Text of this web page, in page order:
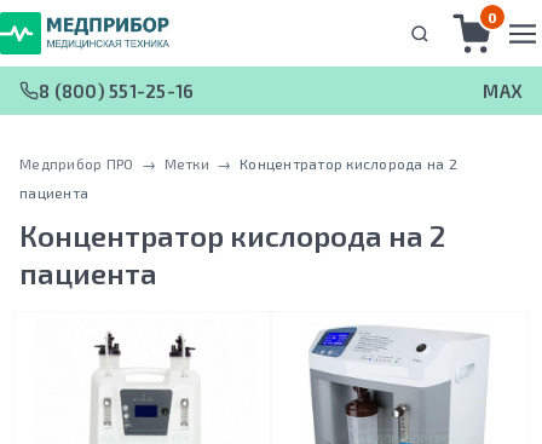
0
8 (800) 551-25-16 MAX
Медприбор ПРО → Метки →
Концентратор кислорода на 2
пациента
Концентратор кислорода на 2
пациента